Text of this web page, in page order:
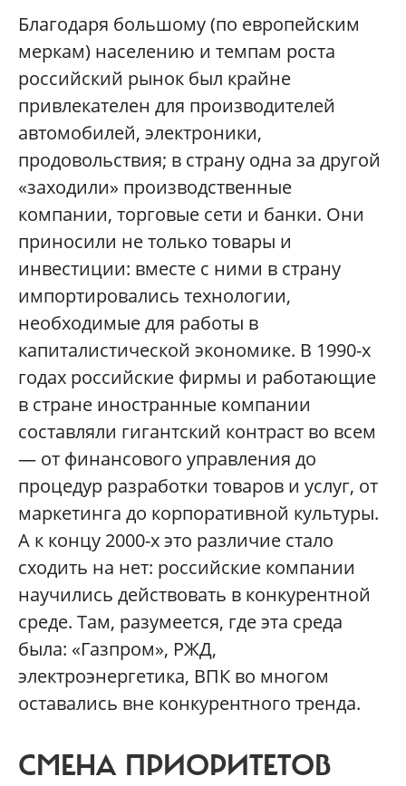
Благодаря большому (по европейским
меркам) населению и темпам роста
российский рынок был крайне
привлекателен для производителей
автомобилей, электроники,
продовольствия; в страну одна за другой
«заходили» производственные
компании, торговые сети и банки. Они
приносили не только товары и
инвестиции: вместе с ними в страну
импортировались технологии,
необходимые для работы в
капиталистической экономике. В 1990-х
годах российские фирмы и работающие
в стране иностранные компании
составляли гигантский контраст во всем
— от финансового управления до
процедур разработки товаров и услуг, от
маркетинга до корпоративной культуры.
А к концу 2000-х это различие стало
сходить на нет: российские компании
научились действовать в конкурентной
среде. Там, разумеется, где эта среда
была: «Газпром», РЖД,
электроэнергетика, ВПК во многом
оставались вне конкурентного тренда.
СМЕНА ПРИОРИТЕТОВ